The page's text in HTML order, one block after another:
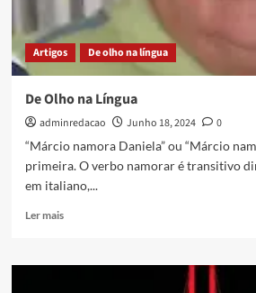
Artigos De olho na língua
De Olho na Língua
adminredacao Junho 18, 2024
0
“Márcio namora Daniela” ou “Márcio
primeira. O verbo namorar é transitivo
em italiano,...
Ler mais